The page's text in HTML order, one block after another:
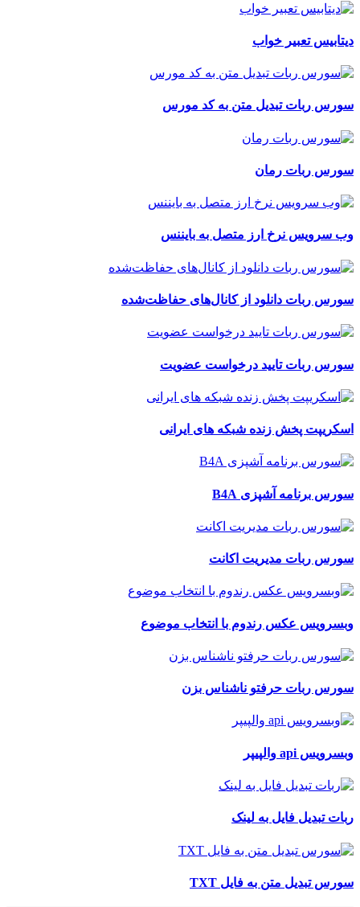
دیتابیس تعبیر خواب
سورس ربات تبدیل متن به کد مورس
سورس ربات رمان
وب سرویس نرخ ارز متصل به بایننس
سورس ربات دانلود از کانال‌های حفاظت‌شده
سورس ربات تایید درخواست عضویت
اسکریپت پخش زنده شبکه های ایرانی
سورس برنامه آشپزی B4A
سورس ربات مدیریت اکانت
وبسرویس عکس رندوم با انتخاب موضوع
سورس ربات حرفتو ناشناس بزن
وبسرویس api والپیپر
ربات تبدیل فایل به لینک
سورس تبدیل متن به فایل TXT